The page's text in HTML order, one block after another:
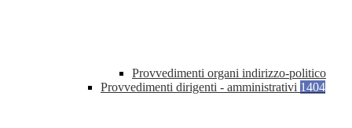
Provvedimenti organi indirizzo-politico
Provvedimenti dirigenti - amministrativi 1404